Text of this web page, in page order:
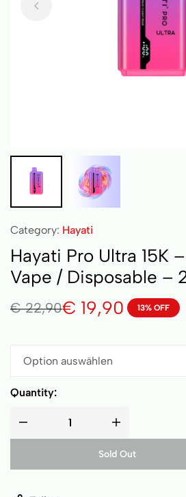
Category: Hayati
Hayati Pro Ultra 15K
Vape / Disposable –
€22,90€ 19,90 13% OFF
Quantity:
Sold Out